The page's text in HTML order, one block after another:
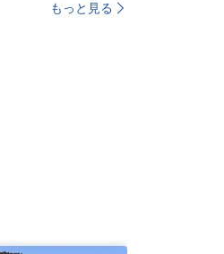
もっと見る